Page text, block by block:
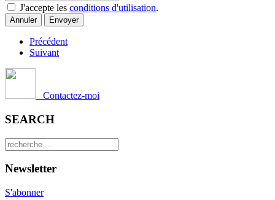
J'accepte les conditions d'utilisation.
Annuler Envoyer
Précédent
Suivant
Contactez-moi
SEARCH
Newsletter
S'abonner